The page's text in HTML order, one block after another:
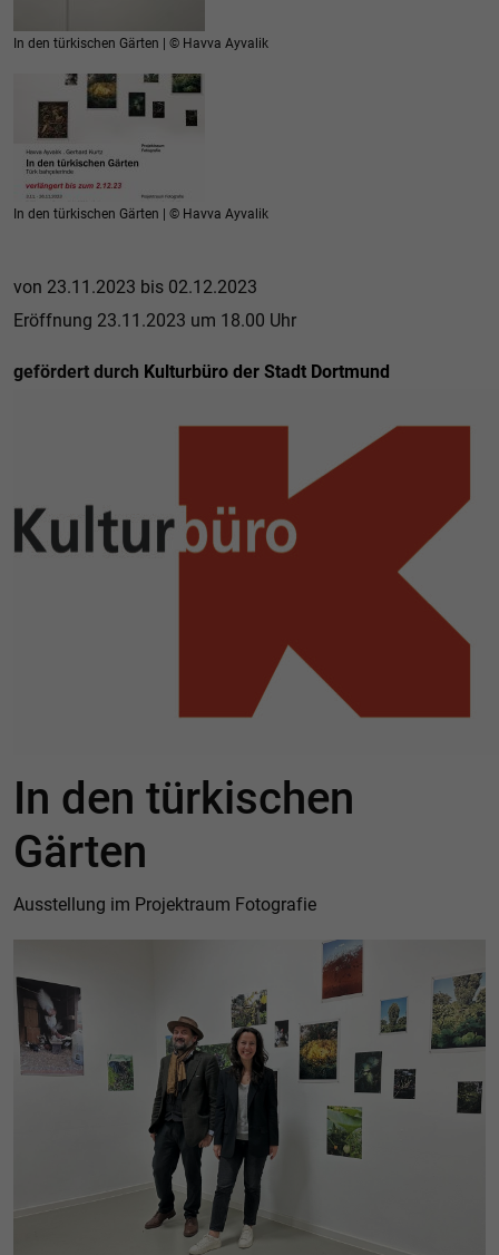
In den türkischen Gärten | © Havva Ayvalik
In den türkischen Gärten | © Havva Ayvalik
von 23.11.2023 bis 02.12.2023
Eröffnung 23.11.2023 um 18.00 Uhr
gefördert durch Kulturbüro der Stadt Dortmund
In den türkischen
Gärten
Ausstellung im Projektraum Fotografie